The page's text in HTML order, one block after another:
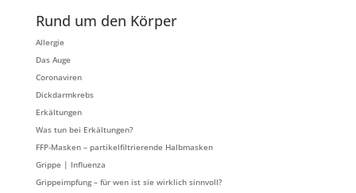
Rund um den Körper
Allergie
Das Auge
Coronaviren
Dickdarmkrebs
Erkältungen
Was tun bei Erkältungen?
FFP-Masken – partikelfiltrierende Halbmasken
Grippe | Influenza
Grippeimpfung – für wen ist sie wirklich sinnvoll?